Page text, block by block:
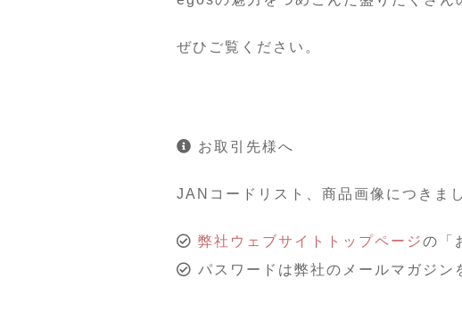
ぜひご覧ください。
お取引先様へ
JANコードリスト、商品画像につきま
弊社ウェブサイトトップページの「
パスワードは弊社のメールマガジン